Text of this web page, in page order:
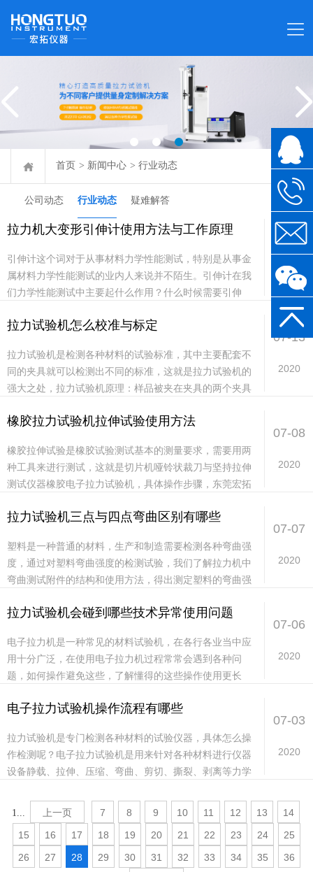
首页 > 新闻中心 > 行业动态
公司动态 行业动态 疑难解答
07-16
2020
拉力机大变形引伸计使用方法与工作原理
引伸计这个词对于从事材料力学性能测试，特别是从事金
属材料力学性能测试的业内人来说并不陌生。引伸计在我
们力学性能测试中主要起什么作用？什么时候需要引伸
思...
07-13
2020
拉力试验机怎么校准与标定
拉力试验机是检测各种材料的试验标准，其中主要配套不
同的夹具就可以检测出不同的标准，这就是拉力试验机的
强大之处，拉力试验机原理：样品被夹在夹具的两个夹具
力...
07-08
2020
橡胶拉力试验机拉伸试验使用方法
橡胶拉伸试验是橡胶试验测试基本的测量要求，需要用两
种工具来进行测试，这就是切片机哑铃状裁刀与坚持拉伸
测试仪器橡胶电子拉力试验机，具体操作步骤，东莞宏拓
状，...
07-07
2020
拉力试验机三点与四点弯曲区别有哪些
塑料是一种普通的材料，生产和制造需要检测各种弯曲强
度，通过对塑料弯曲强度的检测试验，我们了解拉力机中
弯曲测试附件的结构和使用方法，得出测定塑料的弯曲强
07-06
2020
拉力试验机会碰到哪些技术异常使用问题
电子拉力机是一种常见的材料试验机，在各行各业当中应
用十分广泛，在使用电子拉力机过程常常会遇到各种问
题，如何操作避免这些，了解懂得的这些操作使用更长
膜及...
07-03
2020
电子拉力试验机操作流程有哪些
拉力试验机是专门检测各种材料的试验仪器，具体怎么操
作检测呢？电子拉力试验机是用来针对各种材料进行仪器
设备静载、拉伸、压缩、弯曲、剪切、撕裂、剥离等力学
1... 上一页 7 8 9 10 11 12 13
14
15
16 17 18 19 20 21 22 23 24
25
26
27 28 29 30 31 32 33 34 35
36